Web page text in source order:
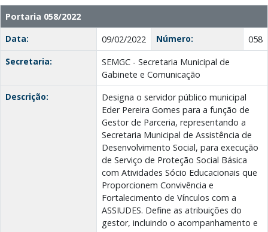
Portaria 058/2022
Data:
09/02/2022 Número:
058
Secretaria:
SEMGC - Secretaria Municipal de
Gabinete e Comunicação
Descrição:
Designa o servidor público municipal
Eder Pereira Gomes para a função de
Gestor de Parceria, representando a
Secretaria Municipal de Assistência de
Desenvolvimento Social, para execução
de Serviço de Proteção Social Básica
com Atividades Sócio Educacionais que
Proporcionem Convivência e
Fortalecimento de Vínculos com a
ASSIUDES. Define as atribuições do
gestor, incluindo o acompanhamento e